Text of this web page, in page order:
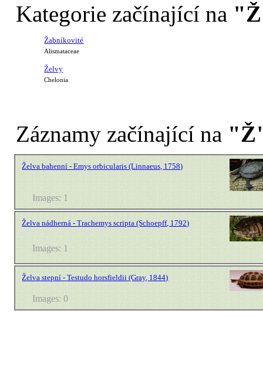
Kategorie začínající na
Žabníkovité
Alismataceae
Želvy
Chelonia
Záznamy začínající na
Želva bahenní - Emys orbicularis (Linnaeus, 1758)
Images: 1
Želva nádherná - Trachemys scripta (Schoepff, 1792)
Images: 1
Želva stepní - Testudo horsfieldii (Gray, 1844)
Images: 0